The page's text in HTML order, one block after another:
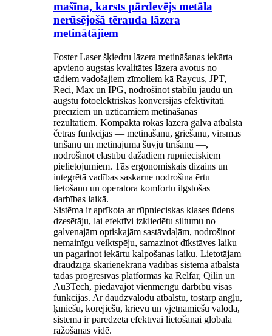
mašīna, karsts pārdevējs metāla
nerūsējošā tērauda lāzera
metinātājiem
Foster Laser šķiedru lāzera metināšanas iekārta
apvieno augstas kvalitātes lāzera avotus no
tādiem vadošajiem zīmoliem kā Raycus, JPT,
Reci, Max un IPG, nodrošinot stabilu jaudu un
augstu fotoelektriskās konversijas efektivitāti
precīziem un uzticamiem metināšanas
rezultātiem. Kompaktā rokas lāzera galva atbalsta
četras funkcijas — metināšanu, griešanu, virsmas
tīrīšanu un metinājuma šuvju tīrīšanu —,
nodrošinot elastību dažādiem rūpnieciskiem
pielietojumiem. Tās ergonomiskais dizains un
integrētā vadības saskarne nodrošina ērtu
lietošanu un operatora komfortu ilgstošas ​​
darbības laikā.
Sistēma ir aprīkota ar rūpnieciskas klases ūdens
dzesētāju, lai efektīvi izkliedētu siltumu no
galvenajām optiskajām sastāvdaļām, nodrošinot
nemainīgu veiktspēju, samazinot dīkstāves laiku
un pagarinot iekārtu kalpošanas laiku. Lietotājam
draudzīga skārienekrāna vadības sistēma atbalsta
tādas progresīvas platformas kā Relfar, Qilin un
Au3Tech, piedāvājot vienmērīgu darbību visās
funkcijās. Ar daudzvalodu atbalstu, tostarp angļu,
ķīniešu, korejiešu, krievu un vjetnamiešu valodā,
sistēma ir paredzēta efektīvai lietošanai globālā
ražošanas vidē.